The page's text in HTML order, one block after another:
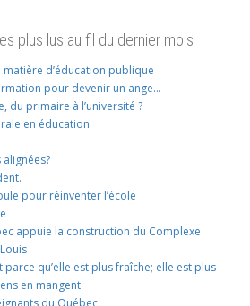
plus lus au fil du dernier mois
d’éducation publique
pour devenir un ange…
du primaire à l’université ?
en éducation
pour réinventer l’école
appuie la construction du Complexe
parce qu’elle est plus fraîche; elle est plus
en mangent
du Québec